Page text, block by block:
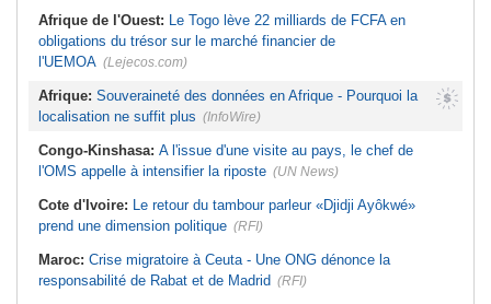
Afrique de l'Ouest: Le Togo lève 22 milliards de FCFA en
obligations du trésor sur le marché financier de
l'UEMOA (Lejecos.com)
Afrique: Souveraineté des données en Afrique - Pourquoi la
localisation ne suffit plus (InfoWire)
Congo-Kinshasa: A l'issue d'une visite au pays, le chef de
l'OMS appelle à intensifier la riposte (UN News)
Cote d'Ivoire: Le retour du tambour parleur «Djidji Ayôkwé»
prend une dimension politique (RFI)
Maroc: Crise migratoire à Ceuta - Une ONG dénonce la
responsabilité de Rabat et de Madrid (RFI)